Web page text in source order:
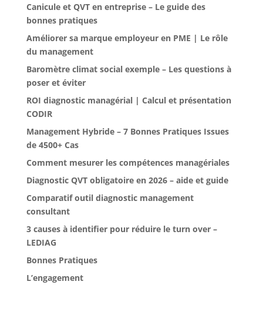
Canicule et QVT en entreprise – Le guide des
bonnes pratiques
Améliorer sa marque employeur en PME | Le rôle
du management
Baromètre climat social exemple – Les questions à
poser et éviter
ROI diagnostic managérial | Calcul et présentation
CODIR
Management Hybride – 7 Bonnes Pratiques Issues
de 4500+ Cas
Comment mesurer les compétences managériales
Diagnostic QVT obligatoire en 2026 – aide et guide
Comparatif outil diagnostic management
consultant
3 causes à identifier pour réduire le turn over –
LEDIAG
Bonnes Pratiques
L’engagement